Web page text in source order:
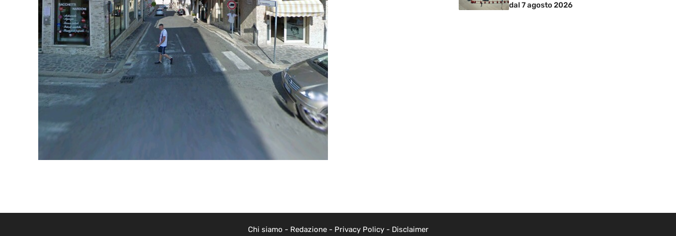
dal 7 agosto 2026
Chi siamo - Redazione- Privacy Policy- Disclaimer